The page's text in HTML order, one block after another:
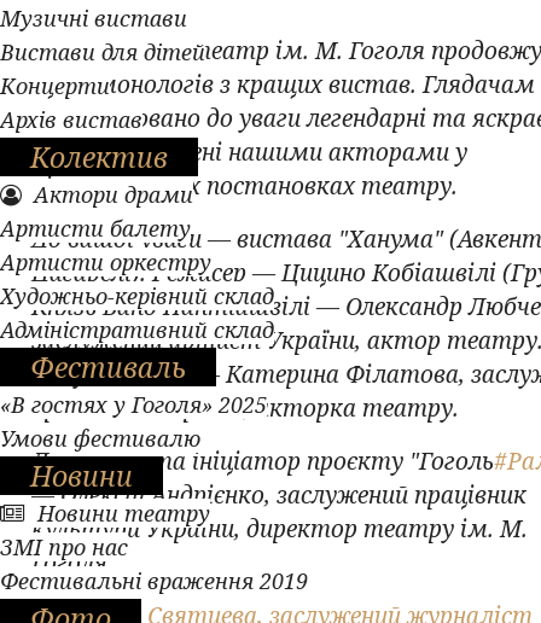
Музичні вистави
Вистави для дітей
Концерти
Архів вистав
Колектив
Актори драми
Артисти балету
Артисти оркестру
Художньо-керівний склад
Адміністративний склад
Фестиваль
«В гостях у Гоголя» 2025
Умови фестивалю
Новини
Новини театру
ЗМІ про нас
Фестивальні враження 2019
Полтавський театр ім. М. Гоголя
серію монологів з кращих вистав. Глядачам
запропоновано до уваги легендарні та
образи, створені нашими акторами у
різножанрових постановках театру.
До вашої уваги — вистава "Ханума"
Цагарелі). Режисер — Цицино Кобіашвілі
Князь Вано Пантіашвілі — Олександр
заслужений артист України, актор
Ханума, сваха — Катерина Філатова,
артистка України, акторка театру.
Директор та ініціатор проєкту "Гоголь
— Олексій Андрієнко, заслужений працівник
культури України, директор театру ім. М.
Гоголя.
Автор: Н. Святцева, заслужений журналіст